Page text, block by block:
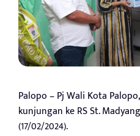
Palopo – Pj Wali Kota
kunjungan ke RS St.
(17/02/2024).